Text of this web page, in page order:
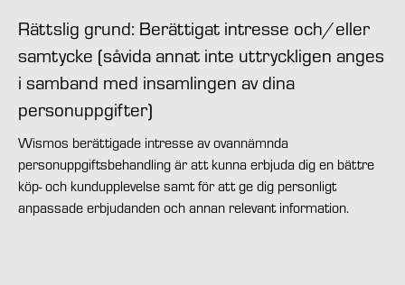
Rättslig grund: Berättigat intresse och/eller
samtycke (såvida annat inte uttryckligen anges
i samband med insamlingen av dina
personuppgifter)
Wismos berättigade intresse av ovannämnda
personuppgiftsbehandling är att kunna erbjuda dig en bättre
köp- och kundupplevelse samt för att ge dig personligt
anpassade erbjudanden och annan relevant information.